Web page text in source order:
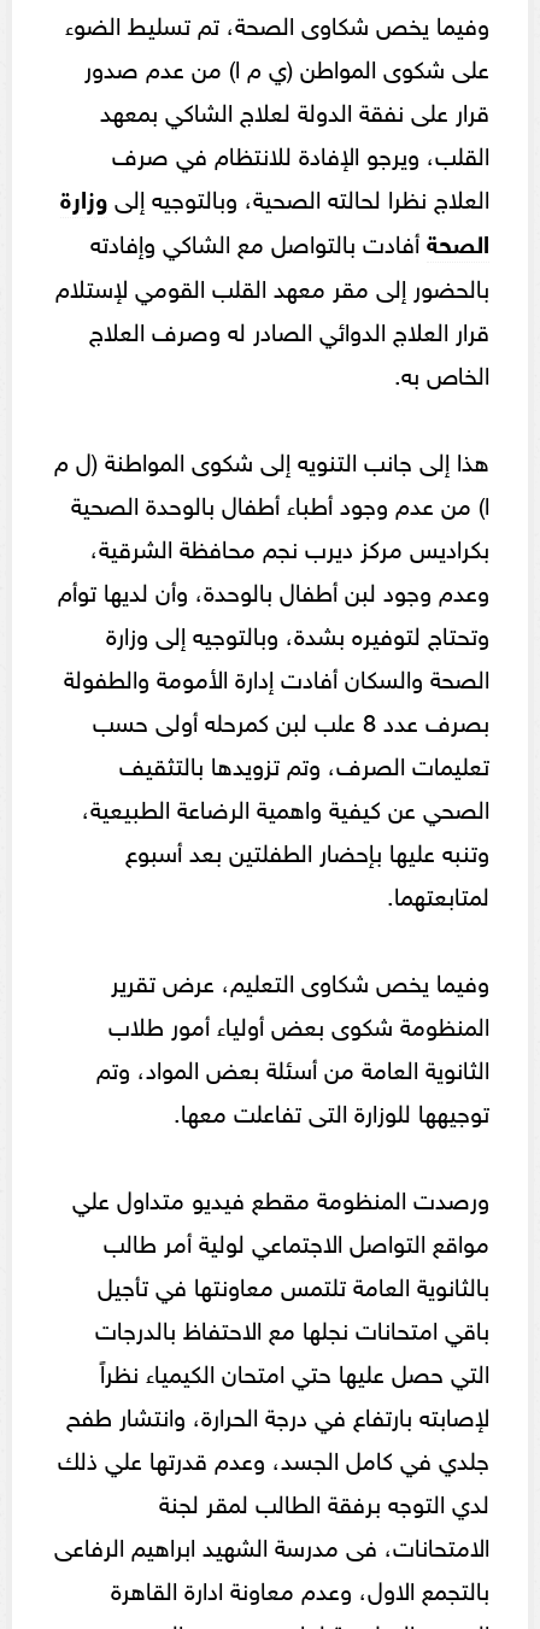
وفيما يخص شكاوى الصحة، تم تسليط الضوء
على شكوى المواطن (ي م ا) من عدم صدور
قرار على نفقة الدولة لعلاج الشاكي بمعهد
القلب، ويرجو الإفادة للانتظام في صرف
العلاج نظرا لحالته الصحية، وبالتوجيه إلىوزارة
الصحةأفادت بالتواصل مع الشاكي وإفادته
بالحضور إلى مقر معهد القلب القومي لإستلام
قرار العلاج الدوائي الصادر له وصرف العلاج
الخاص به.
هذا إلى جانب التنويه إلى شكوى المواطنة (ل م
ا) من عدم وجود أطباء أطفال بالوحدة الصحية
بكراديس مركز ديرب نجم محافظة الشرقية،
وعدم وجود لبن أطفال بالوحدة، وأن لديها توأم
وتحتاج لتوفيره بشدة، وبالتوجيه إلى وزارة
الصحة والسكان أفادت إدارة الأمومة والطفولة
بصرف عدد 8 علب لبن كمرحله أولى حسب
تعليمات الصرف، وتم تزويدها بالتثقيف
الصحي عن كيفية واهمية الرضاعة الطبيعية،
وتنبه عليها بإحضار الطفلتين بعد أسبوع
لمتابعتهما.
وفيما يخص شكاوى التعليم، عرض تقرير
المنظومة شكوى بعض أولياء أمور طلاب
الثانوية العامة من أسئلة بعض المواد، وتم
توجيهها للوزارة التى تفاعلت معها.
ورصدت المنظومة مقطع فيديو متداول علي
مواقع التواصل الاجتماعي لولية أمر طالب
بالثانوية العامة تلتمس معاونتها في تأجيل
باقي امتحانات نجلها مع الاحتفاظ بالدرجات
التي حصل عليها حتي امتحان الكيمياء نظراً
لإصابته بارتفاع في درجة الحرارة، وانتشار طفح
جلدي في كامل الجسد، وعدم قدرتها علي ذلك
لدي التوجه برفقة الطالب لمقر لجنة
الامتحانات، فى مدرسة الشهيد ابراهيم الرفاعى
بالتجمع الاول، وعدم معاونة ادارة القاهرة